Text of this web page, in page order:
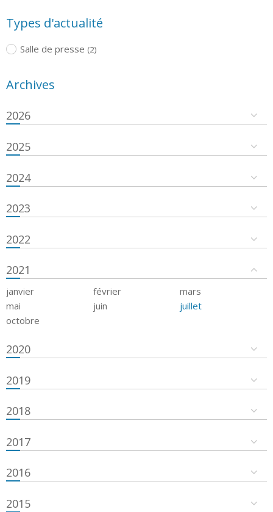
Types d'actualité
Salle de presse (2)
Archives
2026
2025
2024
2023
2022
2021
janvier février
mars
mai
juin
juillet
octobre
2020
2019
2018
2017
2016
2015